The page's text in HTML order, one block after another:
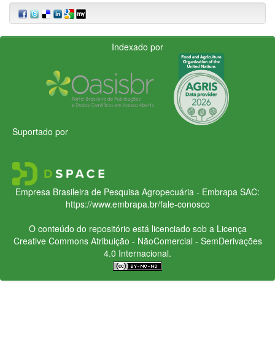
Indexado por
Suportado por
Empresa Brasileira de Pesquisa Agropecuária - Embrapa SAC:
https://www.embrapa.br/fale-conosco
O conteúdo do repositório está licenciado sob a Licença
Creative CommonsAtribuição - NãoComercial - SemDerivações
4.0 Internacional.